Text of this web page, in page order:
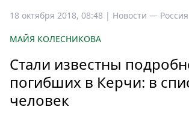
Все
Россия
Мир
Здоровье
18 октября 2018, 08:48 | Новости — Россия
МАЙЯ КОЛЕСНИКОВА
Стали известны
погибших в Керчи: в
человек